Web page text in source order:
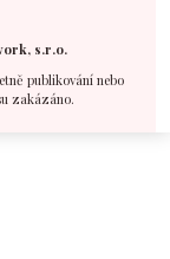
s.r.o.
publikování nebo
zakázáno.